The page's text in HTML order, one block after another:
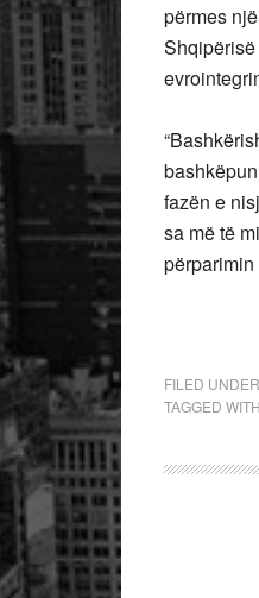
përmes
fazën e
sa më të
FILED
TAGGED